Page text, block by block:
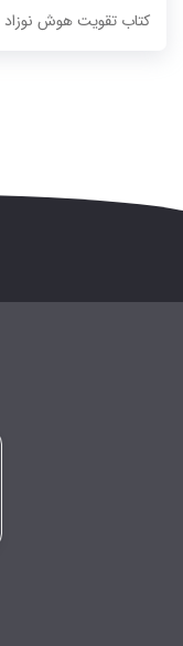
کتاب تقویت هوش نوزاد